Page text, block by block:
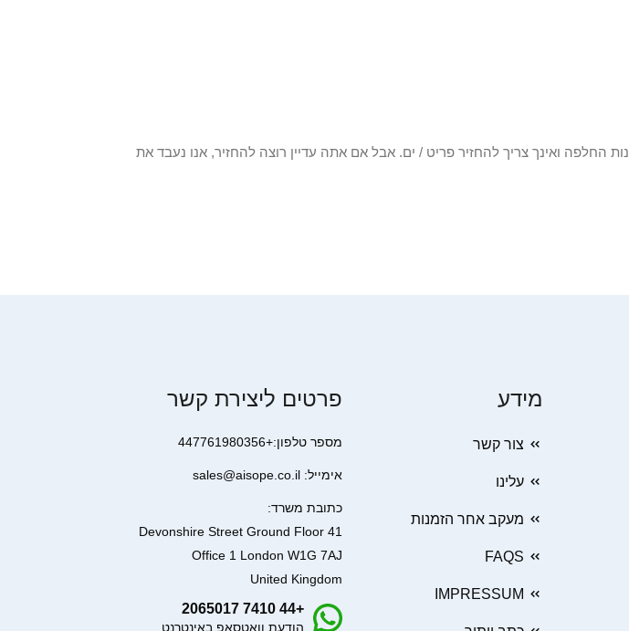
מראש להזמנות החלפה ואינך צריך להחזיר פריט / ים. אבל אם אתה עדיין רוצה להחזיר, אנו נעבד את
מידע
צור קשר
עלינו
מעקב אחר הזמנות
FAQS
IMPRESSUM
פרטים ליצירת קשר
מספר טלפון:+447761980356
אימייל: sales@aisope.co.il
כתובת משרד:
41 Devonshire Street Ground Floor
Office 1 London W1G 7AJ
United Kingdom
+44 7410 2065017
הודעת וואטסאפ באינטרנט